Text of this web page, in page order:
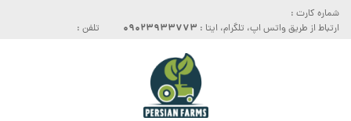
شماره کارت :
ارتباط از طریق واتس اپ، تلگرام، ایتا : 09023933773 تلفن :